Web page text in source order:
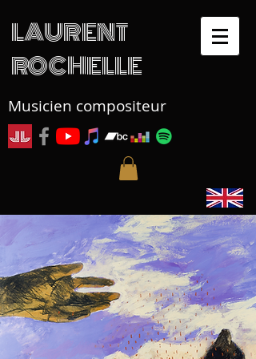
LAURENT
ROCHELLE
Musicien compositeur